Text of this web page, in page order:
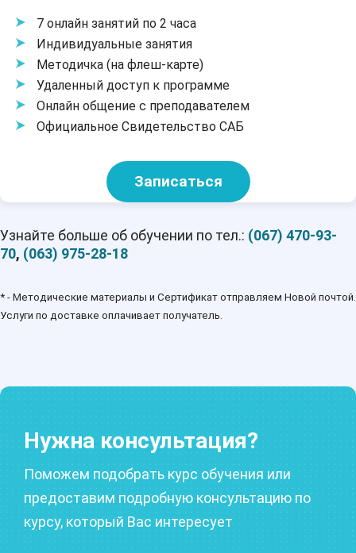
7 онлайн занятий по 2 часа
Индивидуальные занятия
Методичка (на флеш-карте)
Удаленный доступ к программе
Онлайн общение с преподавателем
Официальное Свидетельство САБ
Записаться
Узнайте больше об обучении по тел.: (067) 470-93-
70, (063) 975-28-18
* - Методические материалы и Сертификат отправляем Новой почтой.
Услуги по доставке оплачивает получатель.
Нужна консультация?
Поможем подобрать курс обучения или
предоставим подробную консультацию по
курсу, который Вас интересует